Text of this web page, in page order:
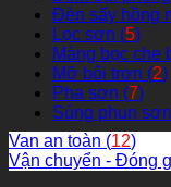
Đèn sấy hồng
Lọc sơn (5)
Màng bọc che
Mỡ bôi trơn (2)
Pha sơn (7)
Súng phun
Van an toàn (12)
Vận chuyển - Đóng